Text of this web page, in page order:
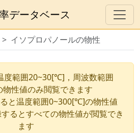
データベース
イソプロパノールの物性
度範囲20~30[℃]，周波数範囲
性値のみ閲覧できます
と温度範囲0~300[℃]の物性値
るとすべての物性値が閲覧でき
ます